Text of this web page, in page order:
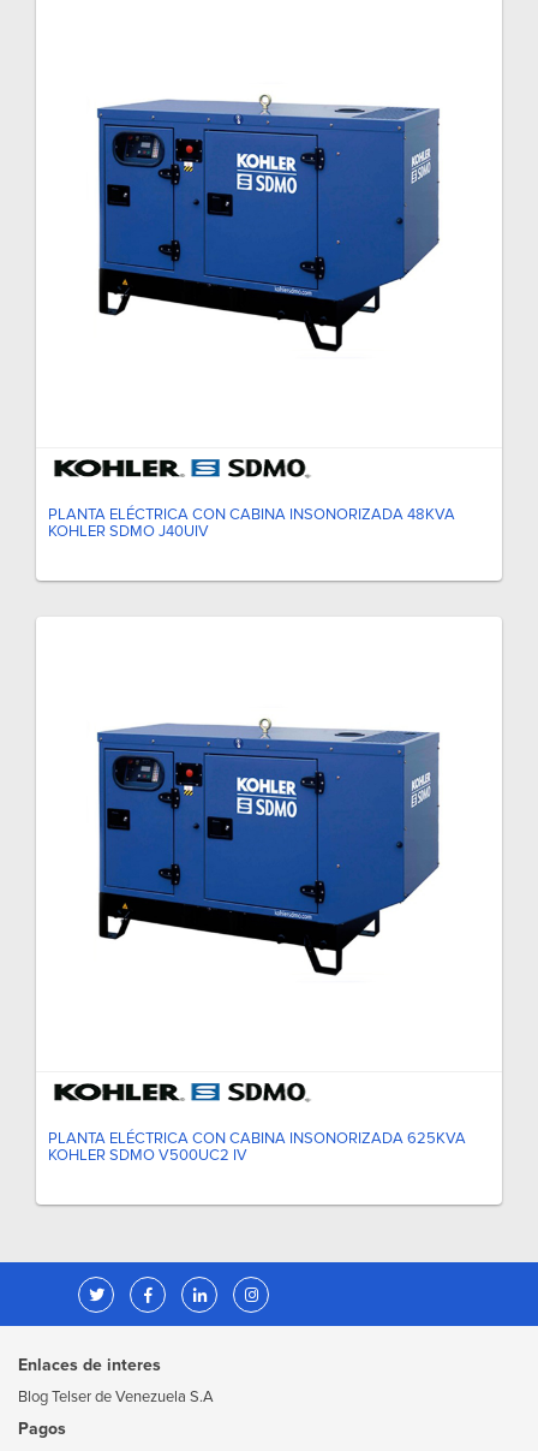
PLANTA ELÉCTRICA CON CABINA INSONORIZADA 48KVA
KOHLER SDMO J40UIV
PLANTA ELÉCTRICA CON CABINA INSONORIZADA 625KVA
KOHLER SDMO V500UC2 IV
Enlaces de interes
Blog Telser de Venezuela S.A
Pagos